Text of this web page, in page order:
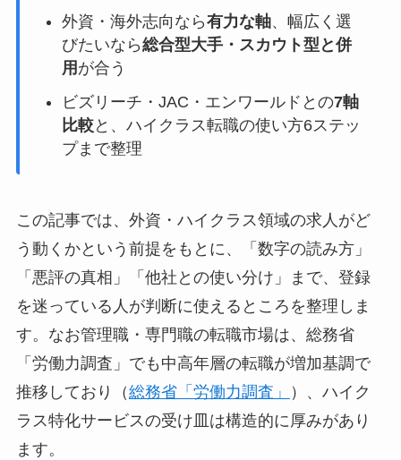
外資・海外志向なら有力な軸、幅広く選
びたいなら総合型大手・スカウト型と併
用 が合う
ビズリーチ・JAC・エンワールドとの7軸
比較と、ハイクラス転職の使い方6ステッ
プまで整理
この記事では、外資・ハイクラス領域の求人がど
う動くかという前提をもとに、「数字の読み方」
「悪評の真相」「他社との使い分け」まで、登録
を迷っている人が判断に使えるところを整理しま
す。なお管理職・専門職の転職市場は、総務省
「労働力調査」でも中高年層の転職が増加基調で
推移しており（総務省「労働力調査」
）、ハイク
ラス特化サービスの受け皿は構造的に厚みがあり
ます。